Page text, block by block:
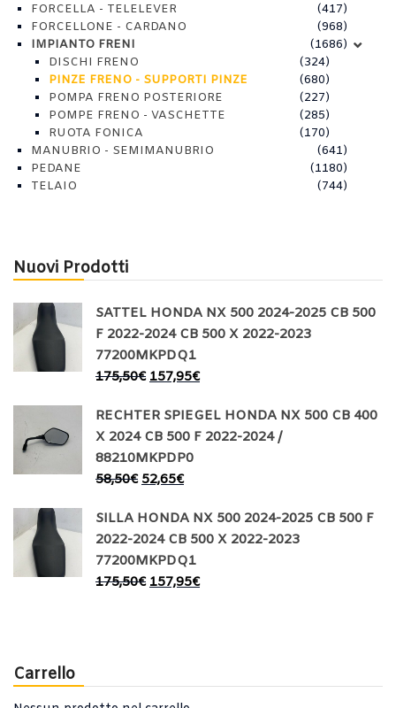
FORCELLA - TELELEVER
(417)
FORCELLONE - CARDANO
(968)
IMPIANTO FRENI
(1686)
DISCHI FRENO
(324)
PINZE FRENO - SUPPORTI PINZE
(680)
POMPA FRENO POSTERIORE
(227)
POMPE FRENO - VASCHETTE
(285)
RUOTA FONICA
(170)
MANUBRIO - SEMIMANUBRIO
(641)
PEDANE
(1180)
TELAIO
(744)
Nuovi Prodotti
SATTEL HONDA NX 500 2024-2025 CB 500
F 2022-2024 CB 500 X 2022-2023
77200MKPDQ1
175,50€ 157,95€
RECHTER SPIEGEL HONDA NX 500 CB 400
X 2024 CB 500 F 2022-2024 /
88210MKPDP0
58,50€ 52,65€
SILLA HONDA NX 500 2024-2025 CB 500 F
2022-2024 CB 500 X 2022-2023
77200MKPDQ1
175,50€ 157,95€
Carrello